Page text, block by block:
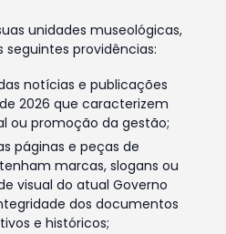
unidades museológicas,
seguintes providências:
notícias e publicações
2026 que caracterizem
ou promoção da gestão;
páginas e peças de
marcas, slogans ou
visual do atual Governo
dos documentos
e históricos;